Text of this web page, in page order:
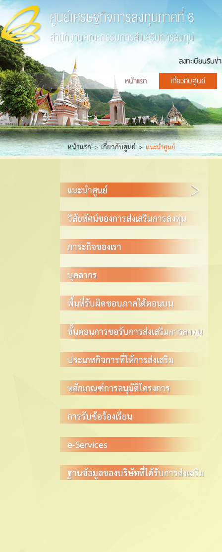
ศูนย์เศรษฐกิจการลงทุนภาคที่ 6
สำนักงานคณะกรรมการส่งเสริมการลงทุน
ลงทะเบียนรับข่
หน้าแรก
เกี่ยวกับศูนย์
หน้าแรก เกี่ยวกับศูนย์ แนะนำศูนย์
แนะนำศูนย์
วิสัยทัศน์ของการส่งเสริมการลงทุน
ภาระกิจของเรา
บุคลากร
พื้นที่รับผิดชอบภาคใต้ตอนบน
ขั้นตอนการขอรับการส่งเสริมการลงทุน
ประเภทกิจการที่ให้การส่งเสริม
หลักเกณฑ์การอนุมัติโครงการ
การรับข้อร้องเรียน
e-Services
ฐานข้อมูลของบริษัทที่ได้รับการส่งเสริม